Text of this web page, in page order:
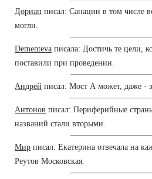
Дориан писал: Санации в том числе
могли.
Dementeva писала: Достичь те цели,
поставили при проведении.
Андрей писал: Мост А может, даже -
Антонов писал: Периферийные
названий стали вторыми.
Мир писал: Екатерина отвечала на
Реутов Московская.